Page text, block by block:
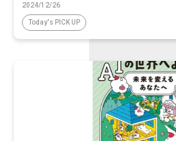
2024/12/26
Today's PICK UP